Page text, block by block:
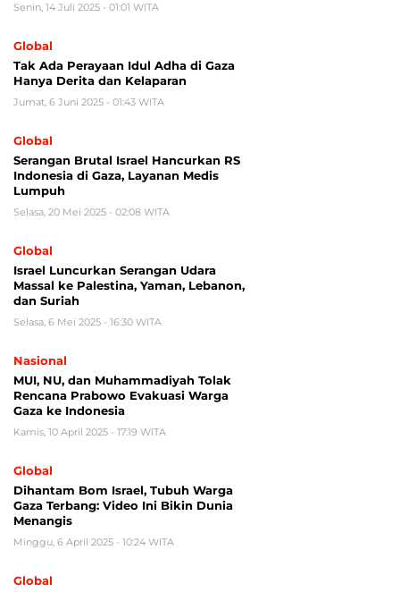
Senin, 14 Juli 2025 - 01:01 WITA
Global
Tak Ada Perayaan Idul Adha di Gaza
Hanya Derita dan Kelaparan
Jumat, 6 Juni 2025 - 01:43 WITA
Global
Serangan Brutal Israel Hancurkan RS
Indonesia di Gaza, Layanan Medis
Lumpuh
Selasa, 20 Mei 2025 - 02:08 WITA
Global
Israel Luncurkan Serangan Udara
Massal ke Palestina, Yaman, Lebanon,
dan Suriah
Selasa, 6 Mei 2025 - 16:30 WITA
Nasional
MUI, NU, dan Muhammadiyah Tolak
Rencana Prabowo Evakuasi Warga
Gaza ke Indonesia
Kamis, 10 April 2025 - 17:19 WITA
Global
Dihantam Bom Israel, Tubuh Warga
Gaza Terbang: Video Ini Bikin Dunia
Menangis
Minggu, 6 April 2025 - 10:24 WITA
Global